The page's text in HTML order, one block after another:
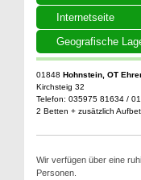
Internetseite
Geografische
01848 Hohnstein, OT
Kirchsteig 32
Telefon: 035975 81634 /
2 Betten + zusätzlich
Wir verfügen über eine
Personen.